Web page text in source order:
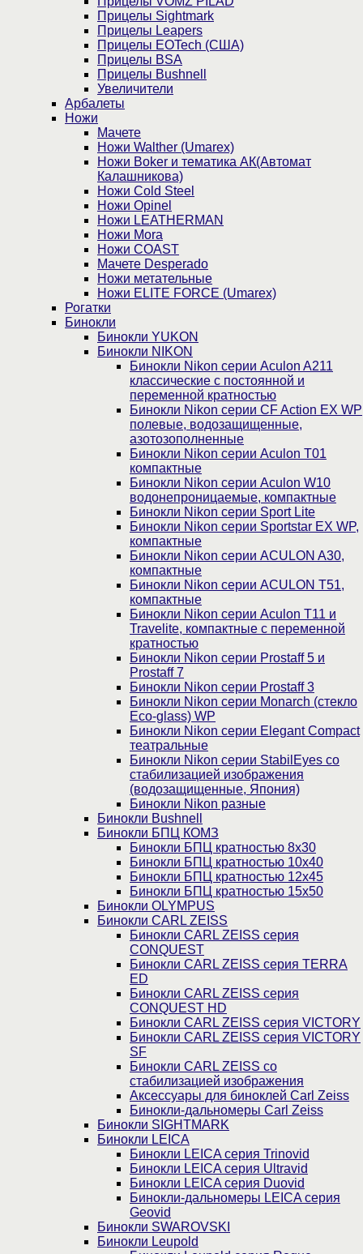
Прицелы Sightmark
Прицелы Leapers
Прицелы EOTech (США)
Прицелы BSA
Прицелы Bushnell
Увеличители
Арбалеты
Ножи
Мачете
Ножи Walther (Umarex)
Ножи Boker и тематика АК(Автомат
Калашникова)
Ножи Cold Steel
Ножи Opinel
Ножи LEATHERMAN
Ножи Mora
Ножи COAST
Мачете Desperado
Ножи метательные
Ножи ELITE FORCE (Umarex)
Рогатки
Бинокли
Бинокли YUKON
Бинокли NIKON
Бинокли Nikon серии Aculon A211
классические с постоянной и
переменной кратностью
Бинокли Nikon серии СF Action EX WP
полевые, водозащищенные,
азотозополненные
Бинокли Nikon серии Aculon T01
компактные
Бинокли Nikon серии Aculon W10
водонепроницаемые, компактные
Бинокли Nikon серии Sport Lite
Бинокли Nikon серии Sportstar EX WP,
компактные
Бинокли Nikon серии ACULON A30,
компактные
Бинокли Nikon серии ACULON Т51,
компактные
Бинокли Nikon серии Aculon T11 и
Travelite, компактные с переменной
кратностью
Бинокли Nikon серии Prostaff 5 и
Prostaff 7
Бинокли Nikon серии Prostaff 3
Бинокли Nikon серии Monarch (стекло
Eco-glass) WP
Бинокли Nikon серии Elegant Compact
театральные
Бинокли Nikon серии StabilEyes со
стабилизацией изображения
(водозащищенные, Япония)
Бинокли Nikon разные
Бинокли Bushnell
Бинокли БПЦ КОМЗ
Бинокли БПЦ кратностью 8х30
Бинокли БПЦ кратностью 10х40
Бинокли БПЦ кратностью 12х45
Бинокли БПЦ кратностью 15х50
Бинокли OLYMPUS
Бинокли CARL ZEISS
Бинокли CARL ZEISS серия
CONQUEST
Бинокли CARL ZEISS серия TERRA
ED
Бинокли CARL ZEISS серия
CONQUEST HD
Бинокли CARL ZEISS серия VICTORY
Бинокли CARL ZEISS серия VICTORY
SF
Бинокли CARL ZEISS со
стабилизацией изображения
Аксессуары для биноклей Carl Zeiss
Бинокли-дальномеры Carl Zeiss
Бинокли SIGHTMARK
Бинокли LEICA
Бинокли LEICA серия Trinovid
Бинокли LEICA серия Ultravid
Бинокли LEICA серия Duovid
Бинокли-дальномеры LEICA серия
Geovid
Бинокли SWAROVSKI
Бинокли Leupold